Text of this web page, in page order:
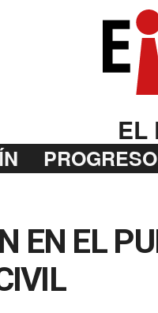
EL
PROGRESO
EN EL